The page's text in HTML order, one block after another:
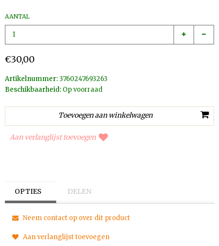
AANTAL
€30,00
Artikelnummer: 3760247693263
Beschikbaarheid: Op voorraad
Aan verlanglijst toevoegen
OPTIES DELEN
Neem contact op over dit product
Aan verlanglijst toevoegen